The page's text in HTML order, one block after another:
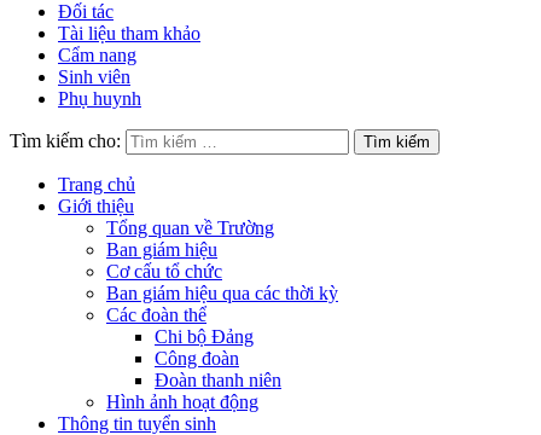
Đối tác
Tài liệu tham khảo
Cẩm nang
Sinh viên
Phụ huynh
Tìm kiếm cho:
Trang chủ
Giới thiệu
Tổng quan về Trường
Ban giám hiệu
Cơ cấu tổ chức
Ban giám hiệu qua các thời kỳ
Các đoàn thể
Chi bộ Đảng
Công đoàn
Đoàn thanh niên
Hình ảnh hoạt động
Thông tin tuyển sinh